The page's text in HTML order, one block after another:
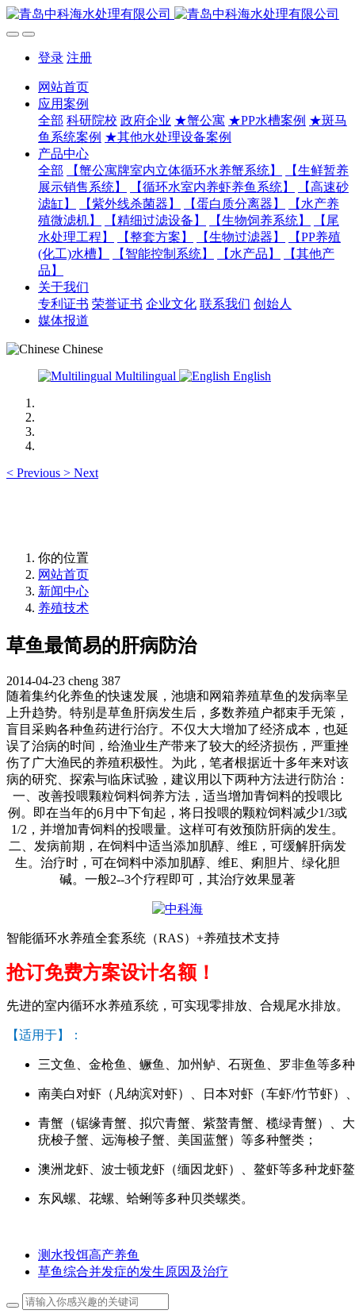
登录 注册
网站首页
应用案例
全部 科研院校 政府企业 ★蟹公寓 ★PP水槽案例 ★斑马
鱼系统案例 ★其他水处理设备案例
产品中心
全部
【蟹公寓牌室内立体循环水养蟹系统】
【生鲜暂养
展示销售系统】
【循环水室内养虾养鱼系统】
【高速砂
滤缸】
【紫外线杀菌器】 【蛋白质分离器】
【水产养
殖微滤机】
【精细过滤设备】 【生物饲养系统】
【尾
水处理工程】
【整套方案】 【生物过滤器】
【PP养殖
(化工)水槽】
【智能控制系统】 【水产品】
【其他产
品】
关于我们
专利证书 荣誉证书 企业文化 联系我们 创始人
媒体报道
Chinese
Multilingual
English
< Previous > Next
你的位置
网站首页
新闻中心
养殖技术
草鱼最简易的肝病防治
2014-04-23 cheng 387
随着集约化养鱼的快速发展，池塘和网箱养殖草鱼的发病率呈
上升趋势。特别是草鱼肝病发生后，多数养殖户都束手无策，
盲目采购各种鱼药进行治疗。不仅大大增加了经济成本，也延
误了治病的时间，给渔业生产带来了较大的经济损伤，严重挫
伤了广大渔民的养殖积极性。为此，笔者根据近十多年来对该
病的研究、探索与临床试验，建议用以下两种方法进行防治：
一、改善投喂颗粒饲料饲养方法，适当增加青饲料的投喂比
例。即在当年的6月中下旬起，将日投喂的颗粒饲料减少1/3或
1/2 ，并增加青饲料的投喂量。这样可有效预防肝病的发生。
二、发病前期，在饲料中适当添加肌醇、维E ，可缓解肝病发
生。治疗时，可在饲料中添加肌醇、维E 、痢胆片、绿化胆
碱。一般2--3个疗程即可，其治疗效果显著
智能循环水养殖全套系统（RAS）+养殖技术支持
抢订免费方案设计名额！
先进的室内循环水养殖系统，可实现零排放、合规尾水排放。
【适用于】：
三文鱼、金枪鱼、鳜鱼、加州鲈、石斑鱼、罗非鱼等多
南美白对虾（凡纳滨对虾）、日本对虾（车虾/竹节虾）
青蟹（锯缘青蟹、拟穴青蟹、紫螯青蟹、榄绿青蟹）、
疣梭子蟹、远海梭子蟹、美国蓝蟹）等多种蟹类；
澳洲龙虾、波士顿龙虾（缅因龙虾）、鳌虾等多种龙虾
东风螺、花螺、蛤蜊等多种贝类螺类。
测水投饵高产养鱼
草鱼综合并发症的发生原因及治疗